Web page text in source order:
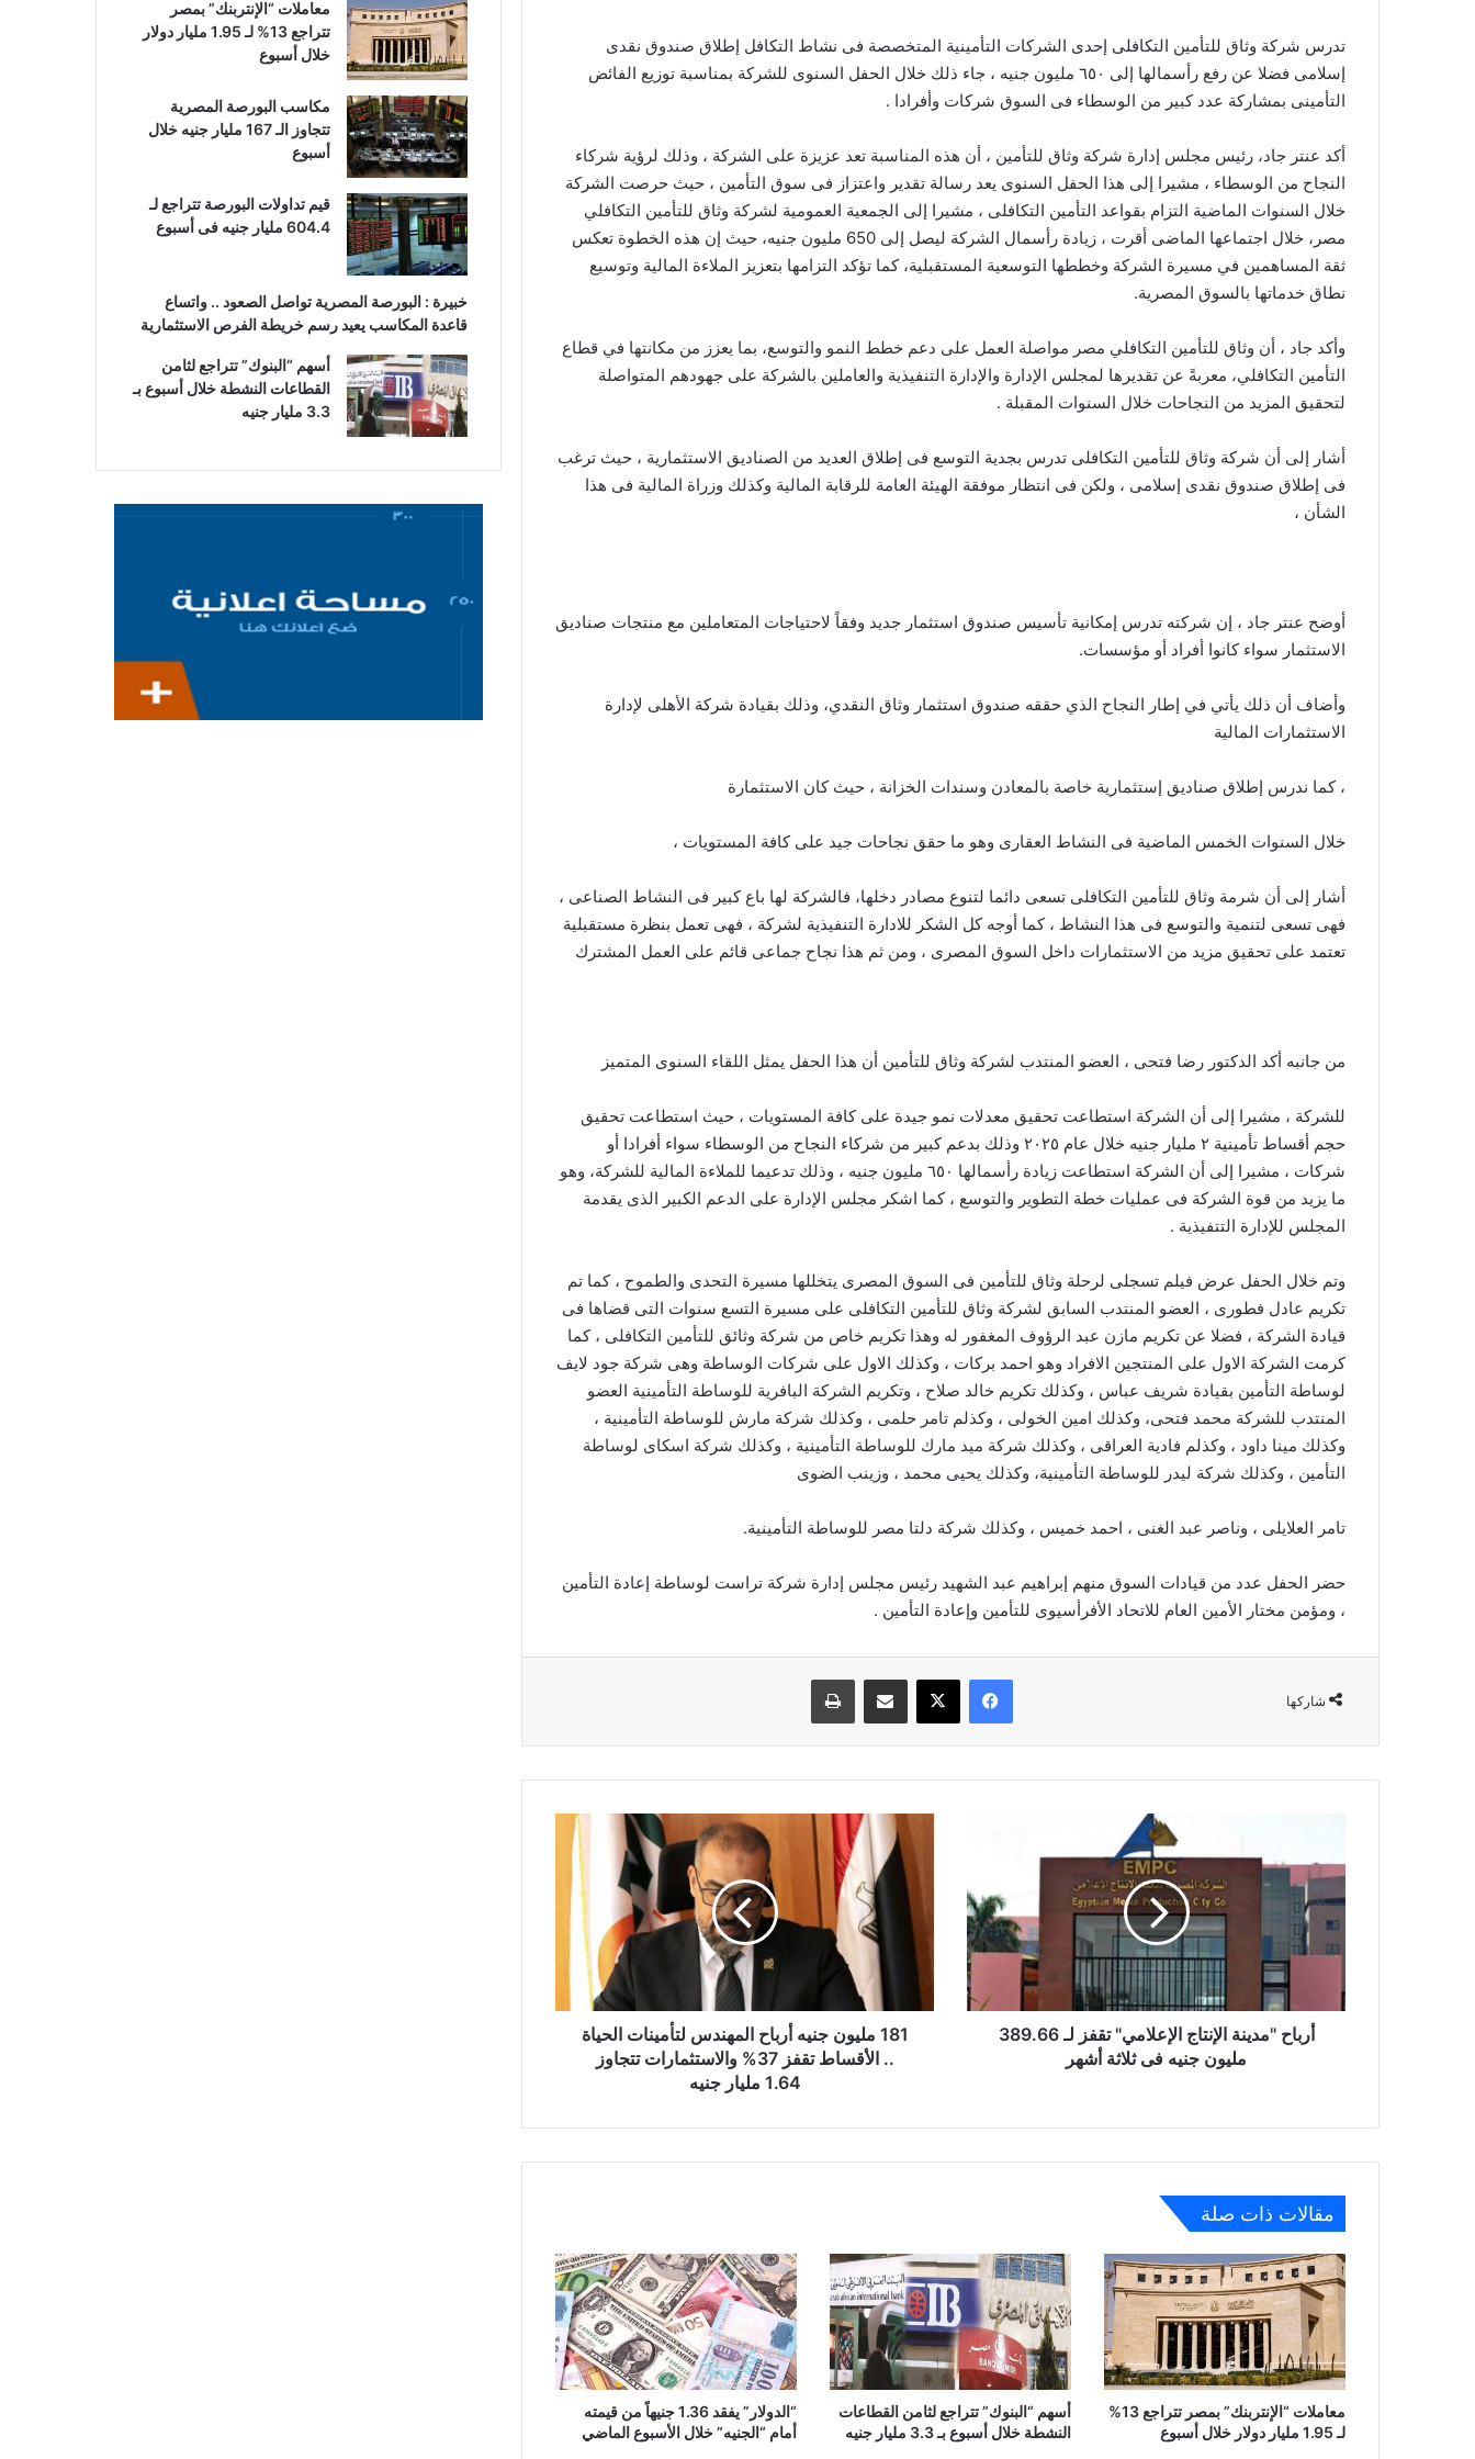
تدرس شركة وثاق للتأمين التكافلى إحدى الشركات التأمينية المتخصصة فى نشاط التكافل إطلاق صندوق نقدى
إسلامى فضلا عن رفع رأسمالها إلى ٦٥٠ مليون جنيه ، جاء ذلك خلال الحفل السنوى للشركة بمناسبة توزيع الفائض
التأمينى بمشاركة عدد كبير من الوسطاء فى السوق شركات وأفرادا .
أكد عنتر جاد، رئيس مجلس إدارة شركة وثاق للتأمين ، أن هذه المناسبة تعد عزيزة على الشركة ، وذلك لرؤية شركاء
النجاح من الوسطاء ، مشيرا إلى هذا الحفل السنوى يعد رسالة تقدير واعتزاز فى سوق التأمين ، حيث حرصت الشركة
خلال السنوات الماضية التزام بقواعد التأمين التكافلى ، مشيرا إلى الجمعية العمومية لشركة وثاق للتأمين التكافلي
مصر، خلال اجتماعها الماضى أقرت ، زيادة رأسمال الشركة ليصل إلى 650 مليون جنيه، حيث إن هذه الخطوة تعكس
ثقة المساهمين في مسيرة الشركة وخططها التوسعية المستقبلية، كما تؤكد التزامها بتعزيز الملاءة المالية وتوسيع
نطاق خدماتها بالسوق المصرية.
وأكد جاد ، أن وثاق للتأمين التكافلي مصر مواصلة العمل على دعم خطط النمو والتوسع، بما يعزز من مكانتها في قطاع
التأمين التكافلي، معربةً عن تقديرها لمجلس الإدارة والإدارة التنفيذية والعاملين بالشركة على جهودهم المتواصلة
لتحقيق المزيد من النجاحات خلال السنوات المقبلة .
أشار إلى أن شركة وثاق للتأمين التكافلى تدرس بجدية التوسع فى إطلاق العديد من الصناديق الاستثمارية ، حيث ترغب
فى إطلاق صندوق نقدى إسلامى ، ولكن فى انتظار موفقة الهيئة العامة للرقابة المالية وكذلك وزراة المالية فى هذا
الشأن ،
أوضح عنتر جاد ، إن شركته تدرس إمكانية تأسيس صندوق استثمار جديد وفقاً لاحتياجات المتعاملين مع منتجات صناديق
الاستثمار سواء كانوا أفراد أو مؤسسات.
وأضاف أن ذلك يأتي في إطار النجاح الذي حققه صندوق استثمار وثاق النقدي، وذلك بقيادة شركة الأهلى لإدارة
الاستثمارات المالية
، كما ندرس إطلاق صناديق إستثمارية خاصة بالمعادن وسندات الخزانة ، حيث كان الاستثمارة
خلال السنوات الخمس الماضية فى النشاط العقارى وهو ما حقق نجاحات جيد على كافة المستويات ،
أشار إلى أن شرمة وثاق للتأمين التكافلى تسعى دائما لتنوع مصادر دخلها، فالشركة لها باع كبير فى النشاط الصناعى ،
فهى تسعى لتنمية والتوسع فى هذا النشاط ، كما أوجه كل الشكر للادارة التنفيذية لشركة ، فهى تعمل بنظرة مستقبلية
تعتمد على تحقيق مزيد من الاستثمارات داخل السوق المصرى ، ومن ثم هذا نجاح جماعى قائم على العمل المشترك
من جانبه أكد الدكتور رضا فتحى ، العضو المنتدب لشركة وثاق للتأمين أن هذا الحفل يمثل اللقاء السنوى المتميز
للشركة ، مشيرا إلى أن الشركة استطاعت تحقيق معدلات نمو جيدة على كافة المستويات ، حيث استطاعت تحقيق
حجم أقساط تأمينية ٢ مليار جنيه خلال عام ٢٠٢٥ وذلك بدعم كبير من شركاء النجاح من الوسطاء سواء أفرادا أو
شركات ، مشيرا إلى أن الشركة استطاعت زيادة رأسمالها ٦٥٠ مليون جنيه ، وذلك تدعيما للملاءة المالية للشركة، وهو
ما يزيد من قوة الشركة فى عمليات خطة التطوير والتوسع ، كما اشكر مجلس الإدارة على الدعم الكبير الذى يقدمة
المجلس للإدارة التتفيذية .
وتم خلال الحفل عرض فيلم تسجلى لرحلة وثاق للتأمين فى السوق المصرى يتخللها مسيرة التحدى والطموح ، كما تم
تكريم عادل فطورى ، العضو المنتدب السابق لشركة وثاق للتأمين التكافلى على مسيرة التسع سنوات التى قضاها فى
قيادة الشركة ، فضلا عن تكريم مازن عبد الرؤوف المغفور له وهذا تكريم خاص من شركة وثائق للتأمين التكافلى ، كما
كرمت الشركة الاول على المنتجين الافراد وهو احمد بركات ، وكذلك الاول على شركات الوساطة وهى شركة جود لايف
لوساطة التأمين بقيادة شريف عباس ، وكذلك تكريم خالد صلاح ، وتكريم الشركة البافرية للوساطة التأمينية العضو
المنتدب للشركة محمد فتحى، وكذلك امين الخولى ، وكذلم تامر حلمى ، وكذلك شركة مارش للوساطة التأمينية ،
وكذلك مينا داود ، وكذلم فادية العراقى ، وكذلك شركة ميد مارك للوساطة التأمينية ، وكذلك شركة اسكاى لوساطة
التأمين ، وكذلك شركة ليدر للوساطة التأمينية، وكذلك يحيى محمد ، وزينب الضوى
تامر العلايلى ، وناصر عبد الغنى ، احمد خميس ، وكذلك شركة دلتا مصر للوساطة التأمينية.
حضر الحفل عدد من قيادات السوق منهم إبراهيم عبد الشهيد رئيس مجلس إدارة شركة تراست لوساطة إعادة التأمين
، ومؤمن مختار الأمين العام للاتحاد الأفرأسيوى للتأمين وإعادة التأمين .
شاركها
فيسبوك ‫X مشاركة عبر البريد طباعة
الإنتاج
الإعلامي"
389.66
جنيه
أرباح "مدينة الإنتاج الإعلامي" تقفز لـ 389.66
مليون جنيه فى ثلاثة أشهر
مليون
أرباح
المهندس
لتأمينات
الأقساط
181 مليون جنيه أرباح المهندس لتأمينات الحياة
.. الأقساط تقفز 37% والاستثمارات تتجاوز
1.64 مليار جنيه
مقالات ذات صلة
معاملات “الإنتربنك” بمصر تتراجع 13%
لـ 1.95 مليار دولار خلال أسبوع
أسهم “البنوك” تتراجع لثامن القطاعات
النشطة خلال أسبوع بـ 3.3 مليار جنيه
“الدولار” يفقد 1.36 جنيهاً من قيمته
أمام “الجنيه” خلال الأسبوع الماضي
معاملات “الإنتربنك” بمصر
تتراجع 13% لـ 1.95 مليار دولار
خلال أسبوع
مكاسب البورصة المصرية
تتجاوز الـ 167 مليار جنيه خلال
أسبوع
قيم تداولات البورصة تتراجع لـ
604.4 مليار جنيه فى أسبوع
خبيرة : البورصة المصرية تواصل الصعود .. واتساع
قاعدة المكاسب يعيد رسم خريطة الفرص الاستثمارية
أسهم “البنوك” تتراجع لثامن
القطاعات النشطة خلال أسبوع بـ
3.3 مليار جنيه